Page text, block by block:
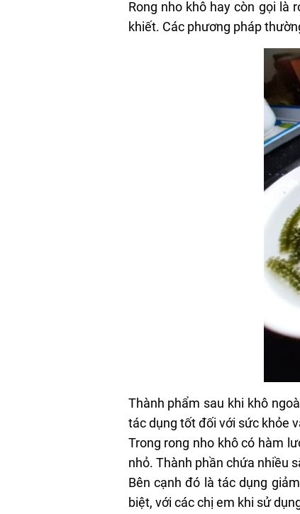
Rong nho khô hay còn gọi là
khiết. Các phương pháp
Thành phẩm sau khi khô
tác dụng tốt đối với sức khỏe
Trong rong nho khôcó hàm
nhỏ. Thành phần chứa nhiều
Bên cạnh đó là tác dụng
biệt, với các chị em khi sử